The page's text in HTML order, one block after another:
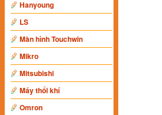
Hanyoung
LS
Màn hình Touchwin
Mikro
Mitsubishi
Máy thổi khí
Omron